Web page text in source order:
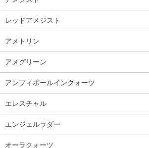
レッドアメジスト
アメトリン
アメグリーン
アンフィボールインクォーツ
エレスチャル
エンジェルラダー
オーラクォーツ